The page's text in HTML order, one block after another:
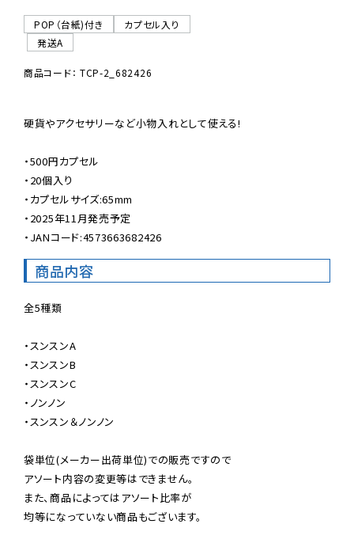
POP（台紙)付き
カプセル入り
発送A
商品コード： TCP-2_682426
硬貨やアクセサリーなど小物入れとして使える!
・500円カプセル
・20個入り
・カプセルサイズ:65mm
・2025年11月発売予定
・JANコード:4573663682426
商品内容
全5種類
・スンスンA
・スンスンB
・スンスンC
・ノンノン
・スンスン＆ノンノン
袋単位(メーカー出荷単位)での販売ですので
アソート内容の変更等はできません。
また、商品によってはアソート比率が
均等になっていない商品もございます。